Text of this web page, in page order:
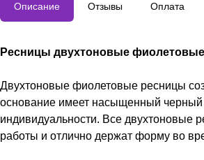
Описание Отзывы Оплата
Ресницы двухтоновые фиолетовые
Двухтоновые фиолетовые ресницы
основание имеет насыщенный черный
индивидуальности. Все двухтоновые
работы и отлично держат форму во